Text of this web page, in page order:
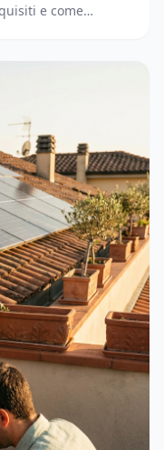
e come